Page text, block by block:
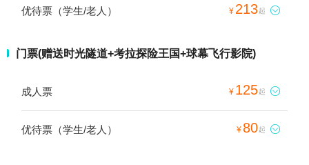
优待票（学生/老人） ¥ 213起 
门票(赠送时光隧道+考拉探险王国+球幕飞行影院)
成人票 ¥ 125起 
优待票（学生/老人） ¥ 80起 